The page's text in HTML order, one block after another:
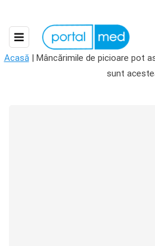
Acasă| Mâncărimile de picioare pot
sunt